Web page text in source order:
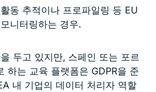
동 추적이나 프로파일링 등 EU
니터링하는 경우.
두고 있지만, 스페인 또는 포르
하는 교육 플랫폼은 GDPR을 준
내 기업의 데이터 처리자 역할